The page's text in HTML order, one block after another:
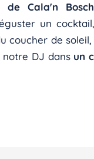
Cala'n
un
coucher de soleil,
notre DJ dans un